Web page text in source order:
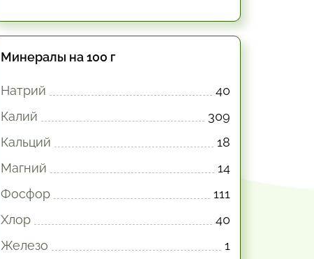
Минералы на 100 г
Натрий
40
Калий
309
Кальций
18
Магний
14
Фосфор
111
Хлор
40
Железо
1